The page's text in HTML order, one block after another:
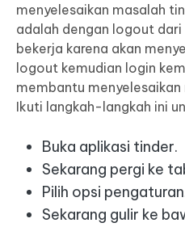
menyelesaikan masalah
adalah dengan logout
bekerja karena akan
logout kemudian login
membantu
Ikuti langkah-langkah ini
Buka aplikasi tinder.
Sekarang pergi ke
Pilih opsi
Sekarang gulir ke